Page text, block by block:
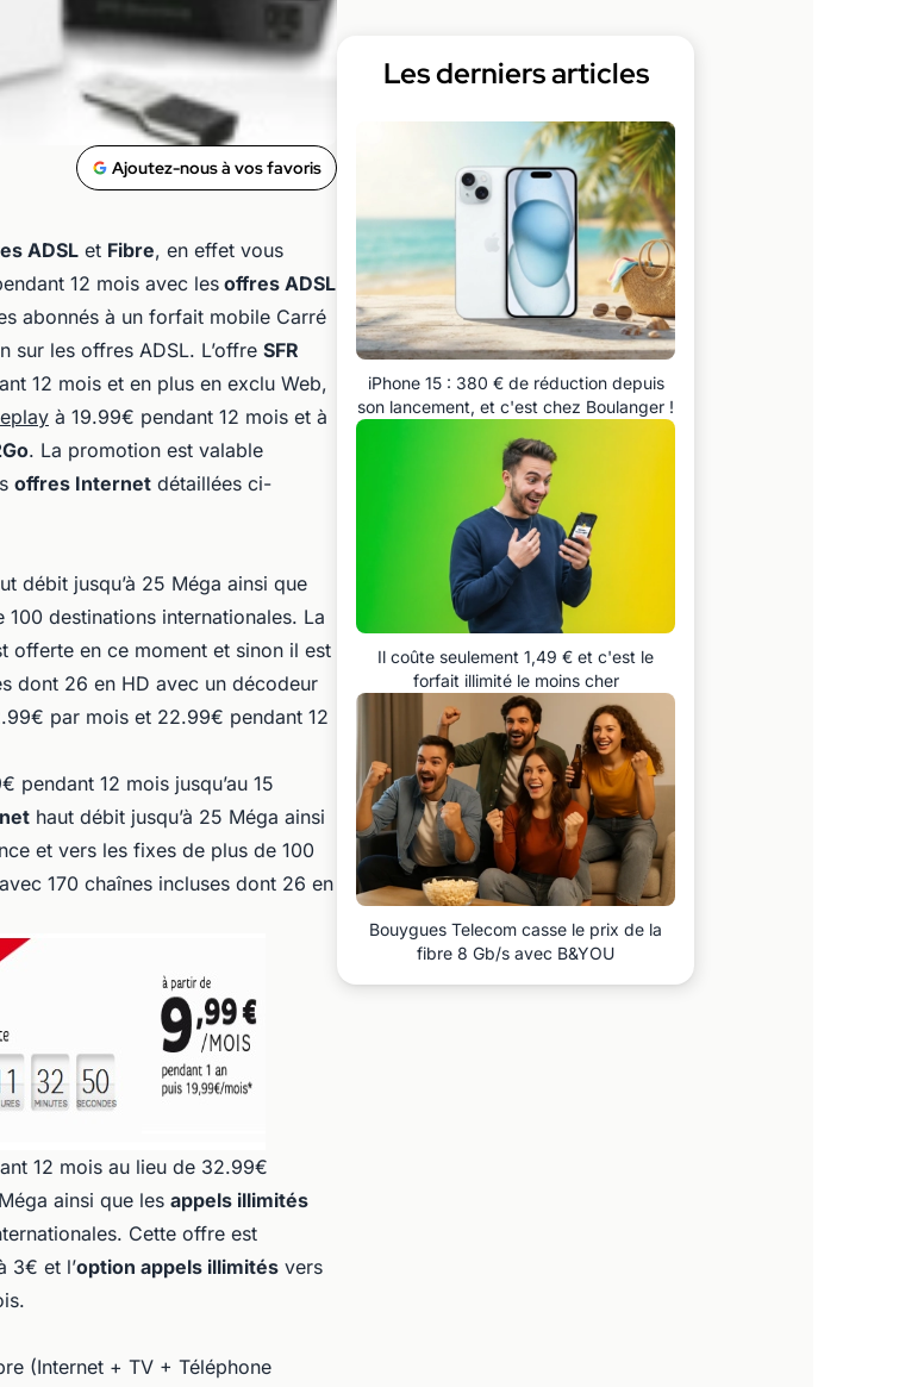
Ajoutez-nous à vos favoris
ADSL et Fibre, en effet vous
12 mois avec les offres ADSL
abonnés à un forfait mobile Carré
sur les offres ADSL. L’offre SFR
12 mois et en plus en exclu Web,
à 19.99€ pendant 12 mois et à
. La promotion est valable
offres Internet détaillées ci-
débit jusqu’à 25 Méga ainsi que
destinations internationales. La
offerte en ce moment et sinon il est
dont 26 en HD avec un décodeur
par mois et 22.99€ pendant 12
pendant 12 mois jusqu’au 15
haut débit jusqu’à 25 Méga ainsi
et vers les fixes de plus de 100
170 chaînes incluses dont 26 en
12 mois au lieu de 32.99€
ainsi que les appels illimités
Cette offre est
3€ et l’option appels illimités vers
(Internet + TV + Téléphone
Les derniers articles
iPhone 15 : 380 € de réduction depuis
son lancement, et c'est chez Boulanger !
Il coûte seulement 1,49 € et c'est le
forfait illimité le moins cher
Bouygues Telecom casse le prix de la
fibre 8 Gb/s avec B&YOU